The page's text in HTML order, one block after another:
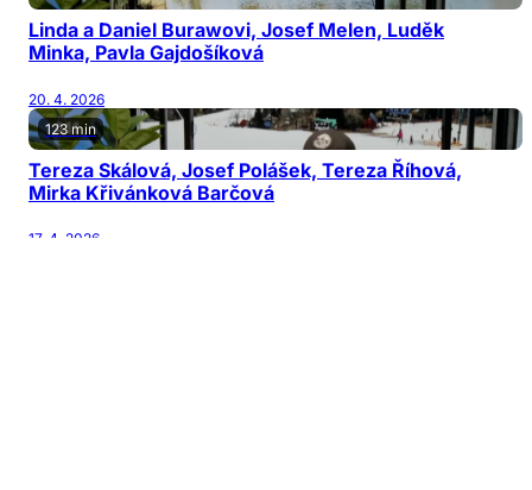
Linda a Daniel Burawovi, Josef Melen, Luděk
Minka, Pavla Gajdošíková
20. 4. 2026
123 min
Tereza Skálová, Josef Polášek, Tereza Říhová,
Mirka Křivánková Barčová
17. 4. 2026